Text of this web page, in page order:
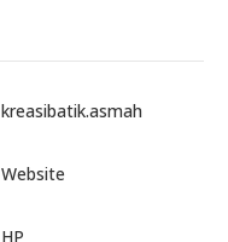
kreasibatik.asmah
Website
HP